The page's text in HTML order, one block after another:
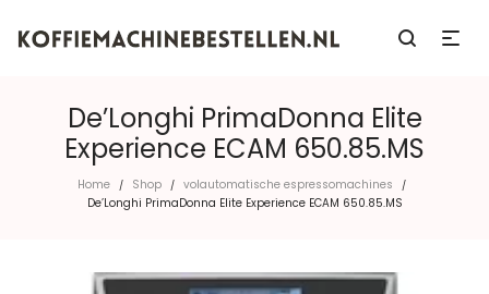
De’Longhi PrimaDonna Elite
Experience ECAM 650.85.MS
Home / Shop / volautomatische espressomachines /
De’Longhi PrimaDonna Elite Experience ECAM 650.85.MS